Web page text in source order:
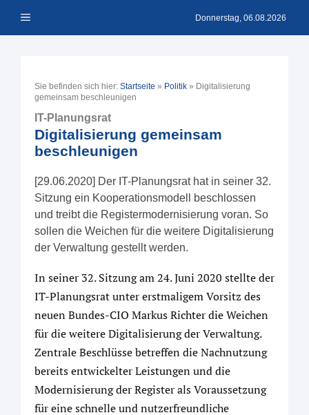
Inhalt Menü Donnerstag, 06.08.2026
Sie befinden sich hier: Startseite » Politik » Digitalisierung
gemeinsam beschleunigen
IT-Planungsrat
Digitalisierung gemeinsam
beschleunigen
[29.06.2020] Der IT-Planungsrat hat in seiner 32.
Sitzung ein Kooperationsmodell beschlossen
und treibt die Registermodernisierung voran. So
sollen die Weichen für die weitere Digitalisierung
der Verwaltung gestellt werden.
In seiner 32. Sitzung am 24. Juni 2020 stellte der
IT-Planungsrat unter erstmaligem Vorsitz des
neuen Bundes-CIO Markus Richter die Weichen
für die weitere Digitalisierung der Verwaltung.
Zentrale Beschlüsse betreffen die Nachnutzung
bereits entwickelter Leistungen und die
Modernisierung der Register als Voraussetzung
für eine schnelle und nutzerfreundliche